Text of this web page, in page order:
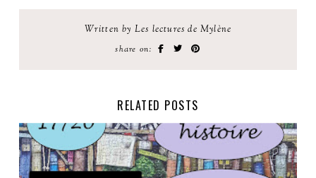
Written by Les lectures de Mylène
share on:
RELATED POSTS